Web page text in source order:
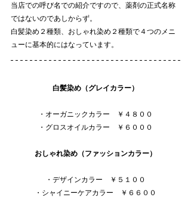
当店での呼び名での紹介ですので、薬剤の正式名称
ではないのであしからず。
白髪染め２種類、おしゃれ染め２種類で４つのメニ
ューに基本的にはなっています。
白髪染め（グレイカラー）
・オーガニックカラー　￥４８００
・グロスオイルカラー　￥６０００
おしゃれ染め（ファッションカラー）
・デザインカラー　￥５１００
・シャイニーケアカラー　￥６６００